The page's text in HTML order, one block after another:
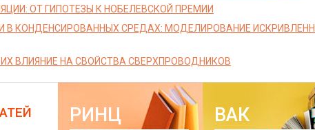
ОТ ГИПОТЕЗЫ К НОБЕЛЕВСКОЙ ПРЕМИИ
В КОНДЕНСИРОВАННЫХ СРЕДАХ: МОДЕЛИРОВАНИЕ
ВЛИЯНИЕ НА СВОЙСТВА СВЕРХПРОВОДНИКОВ
РИНЦ ВАК